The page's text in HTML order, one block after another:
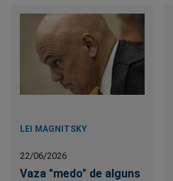
LEI MAGNITSKY
22/06/2026
Vaza "medo" de alguns